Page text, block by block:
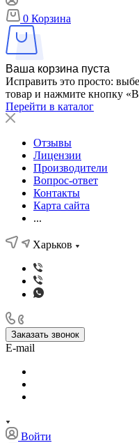
0 Корзина
Ваша корзина пуста
Исправить это просто:
товар и нажмите кнопку
Перейти в каталог
Отзывы
Лицензии
Производители
Вопрос-ответ
Контакты
Карта сайта
...
Харьков
Заказать звонок
E-mail
Войти